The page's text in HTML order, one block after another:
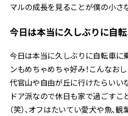
マルの成長を見ることが僕の小さな
今日は本当に久しぶりに自転
今日は本当に久しぶりに自転車に
ンもめちゃめちゃ好み！こんなお
代官山や自由が丘に行けたらいい
ドア派なので休日も家で過ごすこ
（笑）、オフはたいてい愛犬や魚、